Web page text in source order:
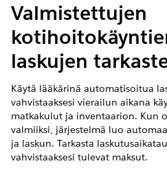
Valmistettujen
laskujen
Käytä lääkärinä automatisoitua
vahvistaaksesi vierailun aikana
matkakulut ja inventaarion. Kun
valmiiksi, järjestelmä luo
ja laskun. Tarkasta
vahvistaaksesi tulevat maksut.